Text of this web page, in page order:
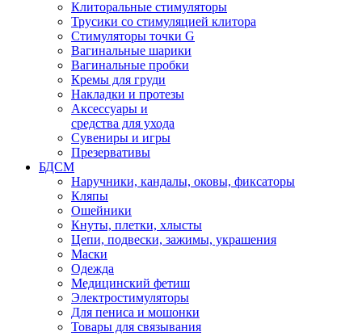
Клиторальные стимуляторы
Трусики со стимуляцией клитора
Стимуляторы точки G
Вагинальные шарики
Вагинальные пробки
Кремы для груди
Накладки и протезы
Аксессуары и
средства для ухода
Сувениры и игры
Презервативы
БДСМ
Наручники, кандалы, оковы, фиксаторы
Кляпы
Ошейники
Кнуты, плетки, хлысты
Цепи, подвески, зажимы, украшения
Маски
Одежда
Медицинский фетиш
Электростимуляторы
Для пениса и мошонки
Товары для связывания